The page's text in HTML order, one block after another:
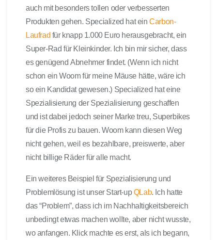
auch mit besonders tollen oder verbesserten
Produkten gehen. Specialized hat einCarbon-
Laufradfür knapp 1.000 Euro herausgebracht, ein
Super-Rad für Kleinkinder. Ich bin mir sicher, dass
es genügend Abnehmer findet. (Wenn ich nicht
schon ein Woom für meine Mäuse hätte, wäre ich
so ein Kandidat gewesen.) Specialized hat eine
Spezialisierung der Spezialisierung geschaffen
und ist dabei jedoch seiner Marke treu, Superbikes
für die Profis zu bauen. Woom kann diesen Weg
nicht gehen, weil es bezahlbare, preiswerte, aber
nicht billige Räder für alle macht.
Ein weiteres Beispiel für Spezialisierung und
Problemlösung ist unser Start-upQLab. Ich hatte
das “Problem”, dass ich im Nachhaltigkeitsbereich
unbedingt etwas machen wollte, aber nicht wusste,
wo anfangen. Klick machte es erst, als ich begann,